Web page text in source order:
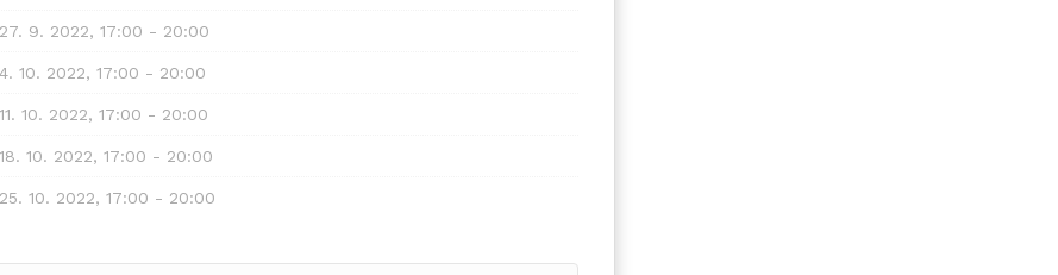
9. 2022, 17:00 - 20:00
10. 2022, 17:00 - 20:00
10. 2022, 17:00 - 20:00
10. 2022, 17:00 - 20:00
10. 2022, 17:00 - 20:00